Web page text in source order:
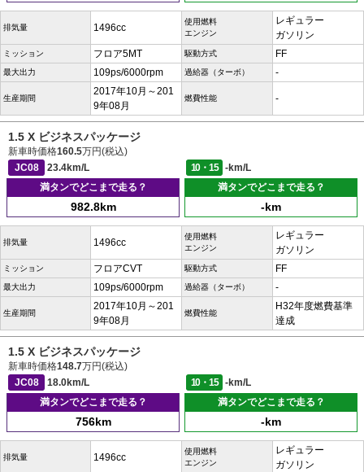
排気量 1496cc
使用燃料
エンジン
レギュラー
ガソリン
ミッション フロア5MT 駆動方式 FF
最大出力 109ps/6000rpm 過給器（ターボ） -
生産期間
2017年10月～201
9年08月
燃費性能 -
1.5 X ビジネスパッケージ
新車時価格160.5万円(税込)
JC08
23.4km/L 10・15
-km/L
満タンでどこまで走る？
982.8km
満タンでどこまで走る？
-km
排気量 1496cc
使用燃料
エンジン
レギュラー
ガソリン
ミッション フロアCVT 駆動方式 FF
最大出力 109ps/6000rpm 過給器（ターボ） -
生産期間
2017年10月～201
9年08月
燃費性能
H32年度燃費基準
達成
1.5 X ビジネスパッケージ
新車時価格148.7万円(税込)
JC08
18.0km/L 10・15
-km/L
満タンでどこまで走る？
756km
満タンでどこまで走る？
-km
排気量 1496cc
使用燃料
エンジン
レギュラー
ガソリン